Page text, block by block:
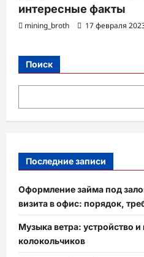
интересные факты
mining_broth 17 февраля
Поиск
Последние записи
Оформление займа под
визита в офис: порядок,
Музыка ветра: устройство
колокольчиков